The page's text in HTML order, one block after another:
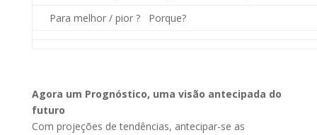
Para melhor / pior ? Porque?
Agora um Prognóstico, uma visão antecipada do
futuro
Com projeções de tendências, antecipar-se as